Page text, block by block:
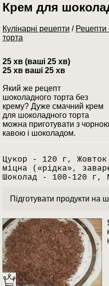
Крем для
Кулінарні рецепти / Рецепти
торта
25 хв (ваші 25 хв)
25 хв ваші 25 хв
Який же рецепт
шоколадного торта без
крему? Дуже смачний крем
для шоколадного торта
можна приготувати з чорною
кавою і шоколадом.
Цукор - 120 г,
міцна («рідка»,
Шоколад - 100-120 г,
Підготувати продукти на